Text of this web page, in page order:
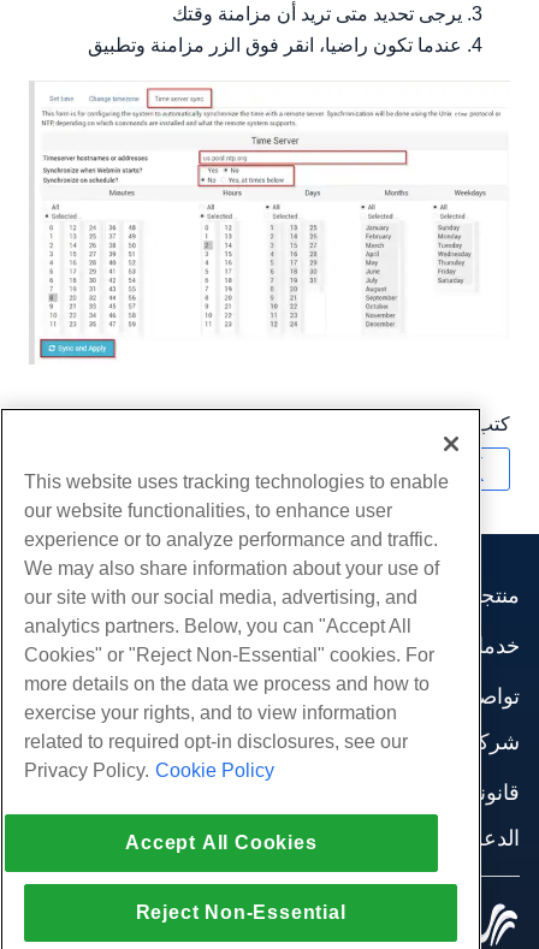
يرجى تحديد متى تريد أن مزامنة وقتك
عندما تكون راضيا، انقر فوق الزر مزامنة وتطبيق
كتب بواسطة
منتجات
استضافة الموقع
استضافة الأعمال
موزع استضافة
موزع العلامة البيضاء
إدارة لينكس VPS
لينكس غير المدارة VPS
نوافذ غير مُدارة VPS
خوادم السحابة
موازن التحميل
تخزين الكتلة
خدمات
هجرات الموقع
تواصل اجتماعي
وثائق المنتج
مدونة
شركة
اتصل بنا
مراكز البيانات
إنضم لبرنامج
قانوني
شروط الخدمة
تطبيق القانون
اتفاقية الشراكة
الدعم
الدردشة الحية معنا
افتح تذكرة الدعم
مراسلتنا على البريد الاليكتروني
This website uses tracking technologies to enable
our website functionalities, to enhance user
experience or to analyze performance and traffic.
We may also share information about your use of
our site with our social media, advertising, and
analytics partners. Below, you can "Accept All
Cookies" or "Reject Non-Essential" cookies. For
more details on the data we process and how to
exercise your rights, and to view information
related to required opt-in disclosures, see our
Privacy Policy. Cookie Policy
Accept All Cookies
Reject Non-Essential